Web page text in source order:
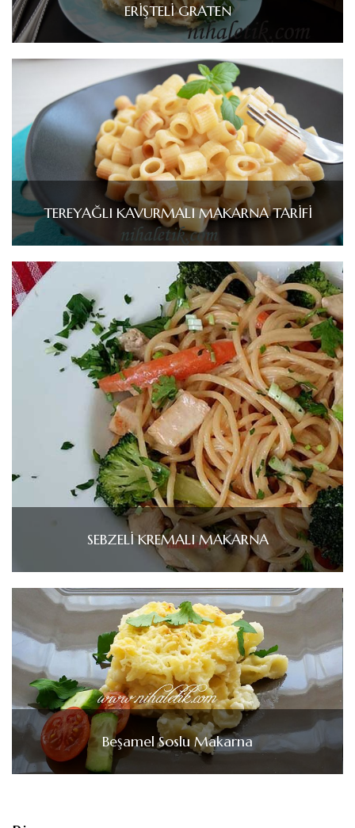
ERİŞTELİ GRATEN
TEREYAĞLI KAVURMALI MAKARNA TARİFİ
SEBZELİ KREMALI MAKARNA
Beşamel Soslu Makarna